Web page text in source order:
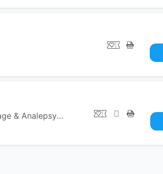
Archspire + Crown Magnetar, The Zenith Passage & Analepsy - European Vacation 26